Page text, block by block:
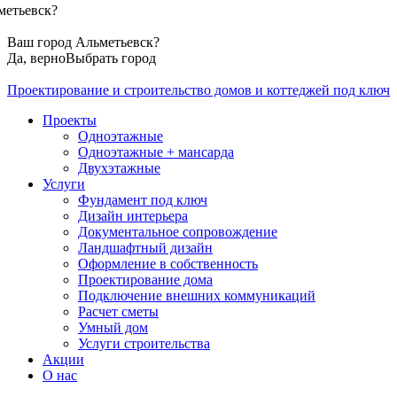
?
Ваш город Альметьевск?
Да, верноВыбрать город
Проектирование и строительство домов и коттеджей под ключ
Проекты
Одноэтажные
Одноэтажные + мансарда
Двухэтажные
Услуги
Фундамент под ключ
Дизайн интерьера
Документальное сопровождение
Ландшафтный дизайн
Оформление в собственность
Проектирование дома
Подключение внешних коммуникаций
Расчет сметы
Умный дом
Услуги строительства
Акции
О нас